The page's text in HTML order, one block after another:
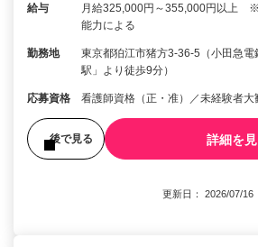
給与
月給325,000円～355,000円以上
能力による
勤務地
東京都狛江市猪方3-36-5（小田急電
駅」より徒歩9分）
応募資格 看護師資格（正・准）／未経験者大
後で見る 詳細を
更新日： 2026/07/